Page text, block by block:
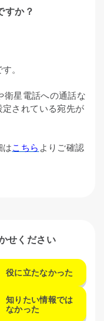
すか？
。
衛星電話への通話な
されている宛先が
はこちら よりご確認
せください
役に立たなかった
知りたい情報では
なかった